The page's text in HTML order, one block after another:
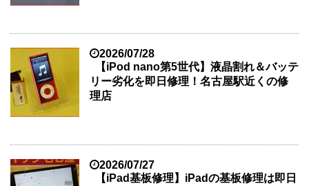
2026/07/28
【iPod nano第5世代】液晶割れ＆バッテ
リー劣化を即日修理！名古屋駅近くの修
理店
2026/07/27
【iPad基板修理】iPadの基板修理は即日